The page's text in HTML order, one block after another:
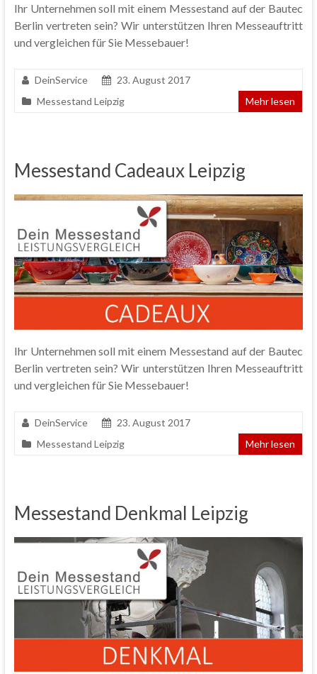
Ihr Unternehmen soll mit einem Messestand auf der Bautec
Berlin vertreten sein? Wir unterstützen Ihren Messeauftritt
und vergleichen für Sie Messebauer!
DeinService
23. August 2017
Messestand Leipzig
Mehr lesen
Messestand Cadeaux Leipzig
Ihr Unternehmen soll mit einem Messestand auf der Bautec
Berlin vertreten sein? Wir unterstützen Ihren Messeauftritt
und vergleichen für Sie Messebauer!
DeinService
23. August 2017
Messestand Leipzig
Mehr lesen
Messestand Denkmal Leipzig